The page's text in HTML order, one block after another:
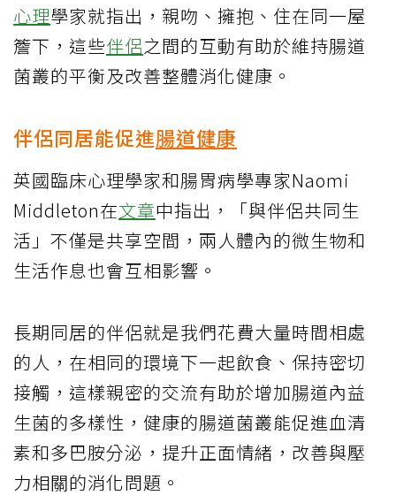
心理學家就指出，親吻、擁抱、住在同一屋
簷下，這些伴侶之間的互動有助於維持腸道
菌叢的平衡及改善整體消化健康。
伴侶同居能促進腸道健康
英國臨床心理學家和腸胃病學專家Naomi
Middleton在文章中指出，「與伴侶共同生
活」不僅是共享空間，兩人體內的微生物和
生活作息也會互相影響。
長期同居的伴侶就是我們花費大量時間相處
的人，在相同的環境下一起飲食、保持密切
接觸，這樣親密的交流有助於增加腸道內益
生菌的多樣性，健康的腸道菌叢能促進血清
素和多巴胺分泌，提升正面情緒，改善與壓
力相關的消化問題。